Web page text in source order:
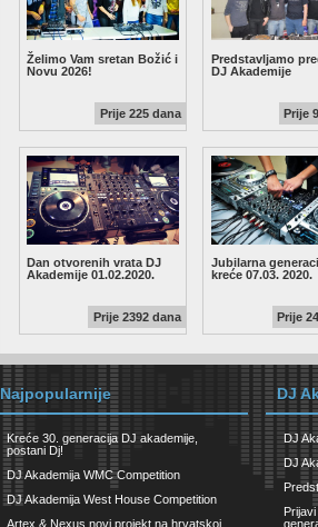
Želimo Vam sretan Božić i
Novu 2026!
Prije 225 dana
Predstavljamo
DJ Akademije
Prije
Dan otvorenih vrata DJ
Akademije 01.02.2020.
Prije 2392 dana
Jubilarna
kreće 07.03. 2020.
Prije
Najpopularnije
Kreće 30. generacija DJ akademije,
postani Dj!
DJ Akademija WMC Competition
DJ Akademija West House Competition
Artex & Nexus novi projekt na hrvatskoj
DJ
DJ
DJ